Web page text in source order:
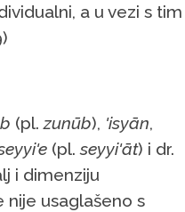
a u vezi s tim
(pl. zunūb), 'isyān,
(pl.seyyi'āt) i dr.
i dimenziju
nije usaglašeno s